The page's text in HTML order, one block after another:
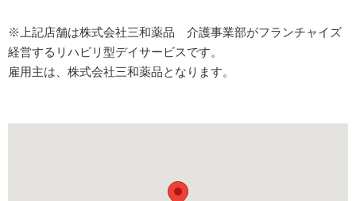
※上記店舗は株式会社三和薬品 介護事業部がフランチャイズ
経営するリハビリ型デイサービスです。
雇用主は、株式会社三和薬品となります。